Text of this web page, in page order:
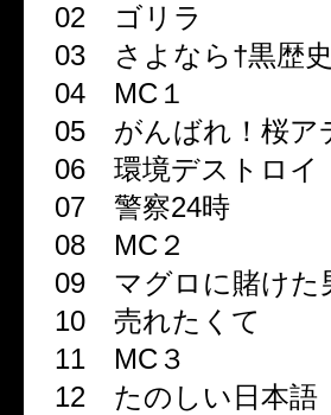
02 ゴリラ
03 さよなら†黒歴史
04 MC１
05 がんばれ！桜ア
06 環境デストロイ
07 警察24時
08 MC２
09 マグロに賭けた
10 売れたくて
11 MC３
12 たのしい日本語